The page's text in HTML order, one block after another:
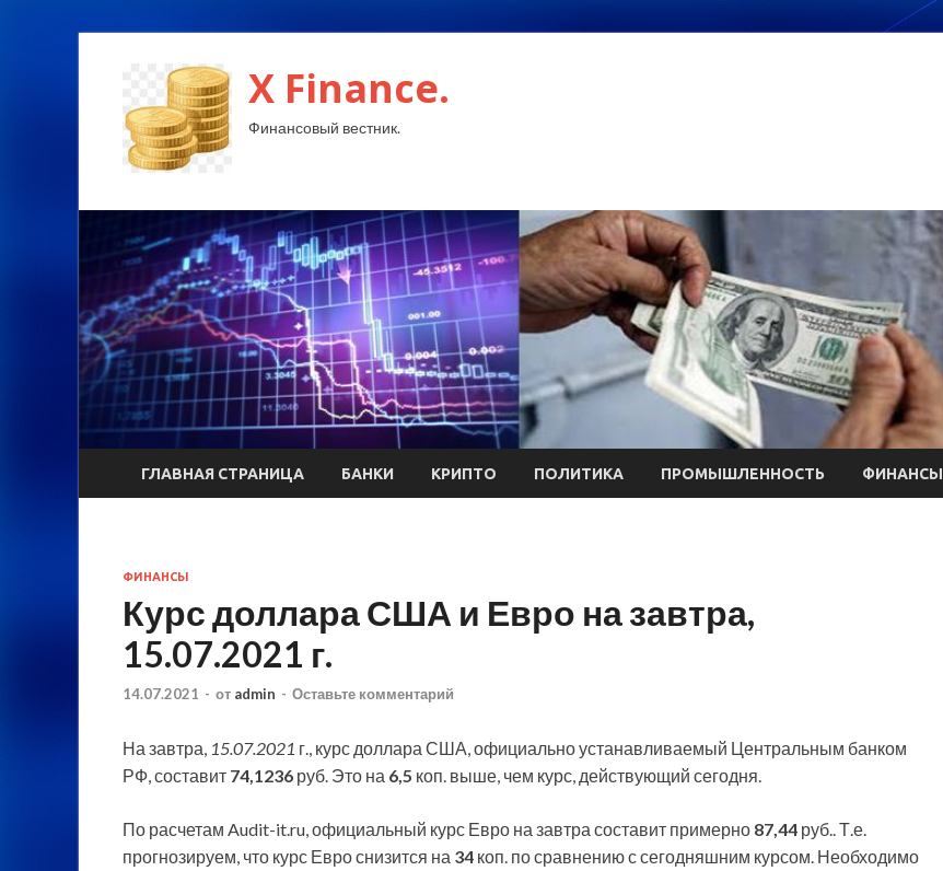
X Finance.
Финансовый вестник.
ГЛАВНАЯ СТРАНИЦА БАНКИ КРИПТО ПОЛИТИКА ПРОМЫШЛЕННОСТЬ ФИНАНСЫ
ФИНАНСЫ
Курс доллара США и Евро на завтра,
15.07.2021 г.
14.07.2021 - от admin - Оставьте комментарий
На завтра, 15.07.2021 г., курс доллара США, официально устанавливаемый Центральным банком
РФ, составит 74,1236 руб. Это на 6,5 коп. выше, чем курс, действующий сегодня.
По расчетам Audit-it.ru, официальный курс Евро на завтра составит примерно 87,44 руб.. Т.е.
прогнозируем, что курс Евро снизится на 34 коп. по сравнению с сегодняшним курсом. Необходимо